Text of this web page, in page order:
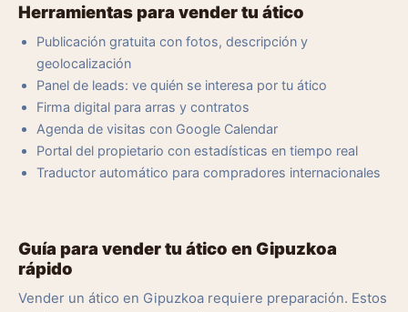
Herramientas para vender tu ático
Publicación gratuita con fotos, descripción y
geolocalización
Panel de leads: ve quién se interesa por tu ático
Firma digital para arras y contratos
Agenda de visitas con Google Calendar
Portal del propietario con estadísticas en tiempo real
Traductor automático para compradores internacionales
Guía para vender tu ático en Gipuzkoa
rápido
Vender un ático en Gipuzkoa requiere preparación. Estos